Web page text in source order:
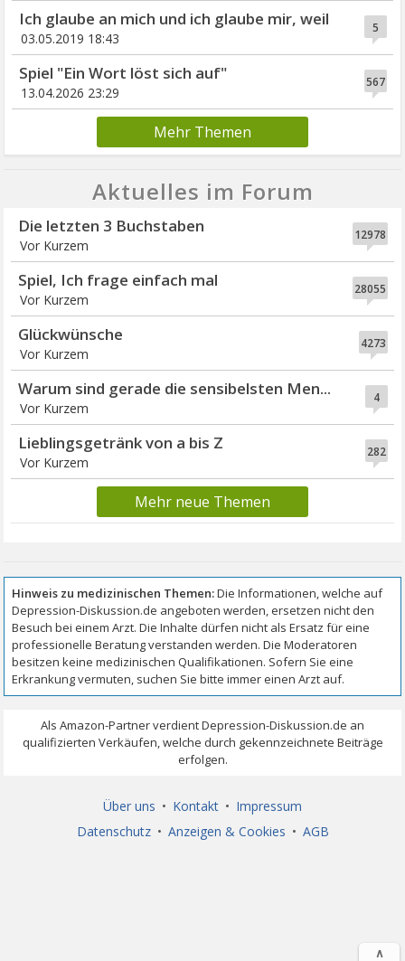
5
Ich glaube an mich und ich glaube mir, weil
03.05.2019 18:43
567
Spiel "Ein Wort löst sich auf"
13.04.2026 23:29
Mehr Themen
Aktuelles im Forum
12978
Die letzten 3 Buchstaben
Vor Kurzem
28055
Spiel, Ich frage einfach mal
Vor Kurzem
4273
Glückwünsche
Vor Kurzem
4
Warum sind gerade die sensibelsten Men...
Vor Kurzem
282
Lieblingsgetränk von a bis Z
Vor Kurzem
Mehr neue Themen
Über uns • Kontakt • Impressum
Datenschutz • Anzeigen & Cookies • AGB
∧